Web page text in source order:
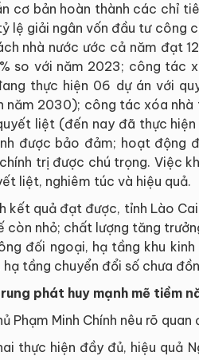
cơ bản hoàn thành các chỉ
lệ giải ngân vốn đầu tư công
nhà nước ước cả năm đạt
so với năm 2023; công tác
thực hiện 06 dự án với
năm 2030); công tác xóa
liệt (đến nay đã thực
được bảo đảm; hoạt động
trị được chú trọng. Việc
liệt, nghiêm túc và hiệu quả.
kết quả đạt được, tỉnh Lào
còn nhỏ; chất lượng tăng
đối ngoại, hạ tầng khu
hạ tầng chuyển đổi số chưa
phát huy mạnh mẽ tiềm
Phạm Minh Chính nêu rõ
thực hiện đầy đủ, hiệu quả